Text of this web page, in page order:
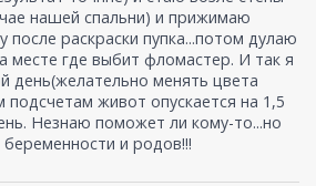
нашей спальни) и прижимаю
после раскраски пупка...потом дулаю
месте где выбит фломастер. И так я
день(желательно менять цвета
живот опускается на 1,5
Незнаю поможет ли кому-то...но
и родов!!!